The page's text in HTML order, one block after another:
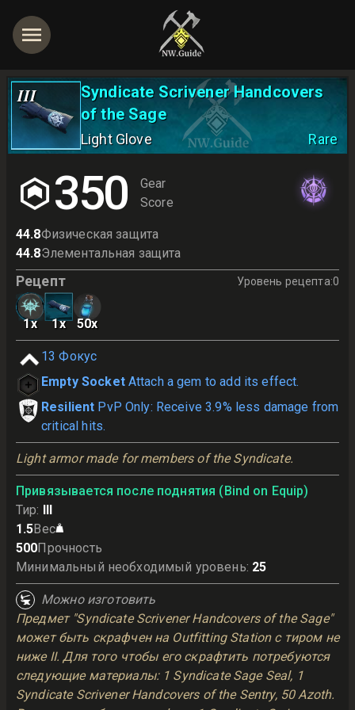
III
Syndicate Scrivener Handcovers
of the Sage
Light Glove Rare
350
Gear
Score
44.8Физическая защита
44.8Элементальная защита
Рецепт Уровень рецепта:0
1x 1x 50x
13 Фокус
Empty Socket Attach a gem to add its effect.
Resilient PvP Only: Receive 3.9% less damage from
critical hits.
Light armor made for members of the Syndicate.
Привязывается после поднятия (Bind on Equip)
Тир: III
1.5Вес
500Прочность
Минимальный необходимый уровень: 25
Можно изготовить
Предмет "Syndicate Scrivener Handcovers of the Sage"
может быть скрафчен на Outfitting Station с тиром не
ниже II. Для того чтобы его скрафтить потребуются
следующие материалы: 1 Syndicate Sage Seal, 1
Syndicate Scrivener Handcovers of the Sentry, 50 Azoth.